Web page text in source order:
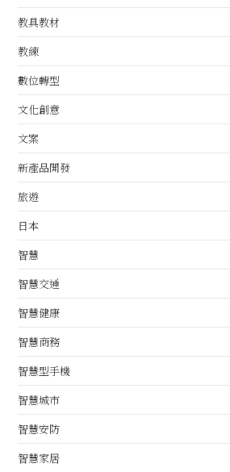
教具教材
教練
數位轉型
文化創意
文案
新產品開發
旅遊
日本
智慧
智慧交通
智慧健康
智慧商務
智慧型手機
智慧城市
智慧安防
智慧家居